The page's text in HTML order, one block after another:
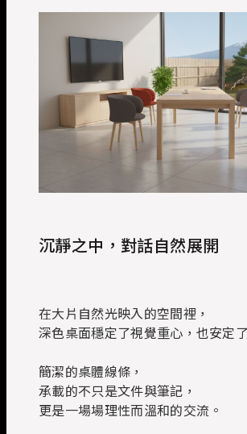
沉靜之中，對話自然展開
在大片自然光映入的空間裡，
深色桌面穩定了視覺重心，也安定
簡潔的桌體線條，
承載的不只是文件與筆記，
更是一場場理性而溫和的交流。